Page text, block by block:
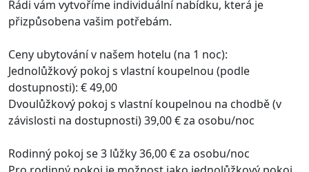
Rádi vám vytvoříme individuální nabídku, která je
přizpůsobena vašim potřebám.
Ceny ubytování v našem hotelu (na 1 noc):
Jednolůžkový pokoj s vlastní koupelnou (podle
dostupnosti): € 49,00
Dvoulůžkový pokoj s vlastní koupelnou na chodbě (v
závislosti na dostupnosti) 39,00 € za osobu/noc
Rodinný pokoj se 3 lůžky 36,00 € za osobu/noc